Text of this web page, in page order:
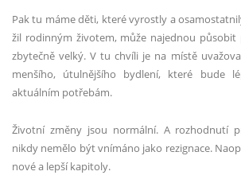
Pak tu máme děti, které vyrostly a
žil rodinným životem, může najednou působit
zbytečně velký. V tu chvíli je na místě
menšího, útulnějšího bydlení, které bude
aktuálním potřebám.
Životní změny jsou normální. A rozhodnutí
nikdy nemělo být vnímáno jako rezignace.
nové a lepší kapitoly.